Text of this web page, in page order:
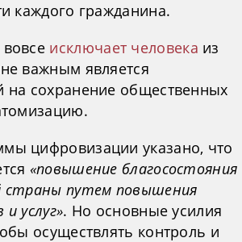
каждого гражданина.
исключает человека из
важным является
на сохранение общественных
цифровизации указано, что
«повышение благосостояния
страны путем повышения
услуг». Но основные усилия
осуществлять контроль и